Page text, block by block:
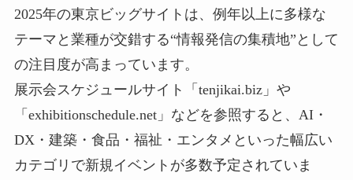
2025年の東京ビッグサイトは、例年以上に多様な
テーマと業種が交錯する“情報発信の集積地”として
の注目度が高まっています。
展示会スケジュールサイト「tenjikai.biz」や
「exhibitionschedule.net」などを参照すると、AI・
DX・建築・食品・福祉・エンタメといった幅広い
カテゴリで新規イベントが多数予定されていま